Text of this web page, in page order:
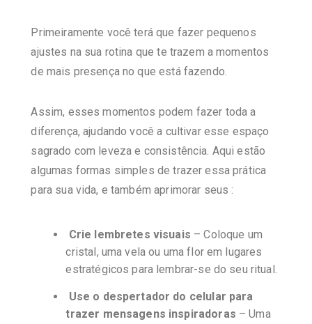
Primeiramente você terá que fazer pequenos
ajustes na sua rotina que te trazem a momentos
de mais presença no que está fazendo.
Assim, esses momentos podem fazer toda a
diferença, ajudando você a cultivar esse espaço
sagrado com leveza e consistência. Aqui estão
algumas formas simples de trazer essa prática
para sua vida, e também aprimorar seus :
Crie lembretes visuais – Coloque um
cristal, uma vela ou uma flor em lugares
estratégicos para lembrar-se do seu ritual.
Use o despertador do celular para
trazer mensagens inspiradoras – Uma